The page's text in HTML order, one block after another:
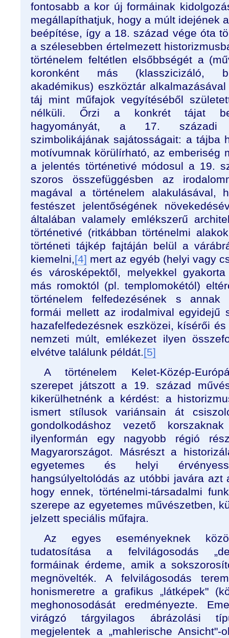
fontosabb a kor új formáinak
megállapíthatjuk, hogy a múlt idejének
beépítése, így a 18. század vége óta
a szélesebben értelmezett
történelem feltétlen elsőbbségét a
koronként más (klasszicizáló,
akadémikus) eszköztár
táj mint műfajok vegyítéséből
nélküli. Őrzi a konkrét tájat
hagyományát, a 17. századi
szimbolikájának sajátosságait: a tájba
motívumnak körülírható, az emberiség
a jelentés történetivé módosul a 19.
szoros összefüggésben az
magával a történelem alakulásával,
festészet jelentőségének
általában valamely emlékszerű
történetivé (ritkábban történelmi
történeti tájkép fajtáján belül a
kiemelni,[4] mert az egyéb (helyi vagy
és városképektől, melyekkel
más romoktól (pl. templomokétól)
történelem felfedezésének s annak
formái mellett az irodalmival egyidejű
hazafelfedezésnek eszközei, kísérői
nemzeti múlt, emlékezet ilyen
elvétve találunk példát.[5]
A történelem Kelet-Közép-
szerepet játszott a 19. század
kikerülhetnénk a kérdést: a
ismert stílusok variánsain át
gondolkodáshoz vezető
ilyenformán egy nagyobb régió
Magyarországot. Másrészt a
egyetemes és helyi
hangsúlyeltolódás az utóbbi javára azt
hogy ennek, történelmi-társadalmi
szerepe az egyetemes művészetben,
jelzett speciális műfajra.
Az egyes eseményeknek
tudatosítása a felvilágosodás
formáinak érdeme, amik a
megnövelték. A felvilágosodás
honismeretre a grafikus „látképek"
meghonosodását eredményezte.
virágzó tárgyilagos ábrázolási
megjelentek a „mahlerische Ansicht"-